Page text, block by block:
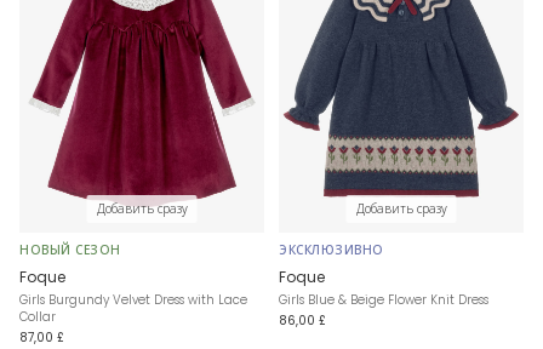
Добавить сразу
НОВЫЙ СЕЗОН
Foque
Girls Burgundy Velvet Dress with Lace
Collar
87,00 £
Добавить сразу
ЭКСКЛЮЗИВНО
Foque
Girls Blue & Beige Flower Knit Dress
86,00 £